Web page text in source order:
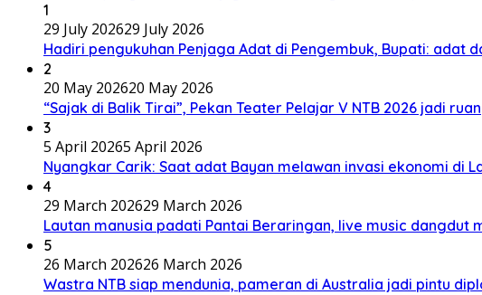
1
29 July 202629 July 2026
Hadiri pengukuhan Penjaga Adat di Pengembuk, Bupati: adat
2
20 May 202620 May 2026
“Sajak di Balik Tirai”, Pekan Teater Pelajar V NTB 2026 jadi
3
5 April 20265 April 2026
Nyangkar Carik: Saat adat Bayan melawan invasi ekonomi di
4
29 March 202629 March 2026
Lautan manusia padati Pantai Beraringan, live music dangdut
5
26 March 202626 March 2026
Wastra NTB siap mendunia, pameran di Australia jadi pintu